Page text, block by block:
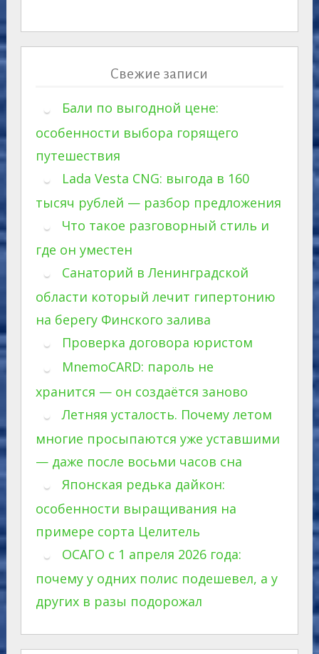
Свежие записи
Бали по выгодной цене:
особенности выбора горящего
путешествия
Lada Vesta CNG: выгода в 160
тысяч рублей — разбор предложения
Что такое разговорный стиль и
где он уместен
Санаторий в Ленинградской
области который лечит гипертонию
на берегу Финского залива
Проверка договора юристом
MnemoCARD: пароль не
хранится — он создаётся заново
Летняя усталость. Почему летом
многие просыпаются уже уставшими
— даже после восьми часов сна
Японская редька дайкон:
особенности выращивания на
примере сорта Целитель
ОСАГО с 1 апреля 2026 года:
почему у одних полис подешевел, а у
других в разы подорожал